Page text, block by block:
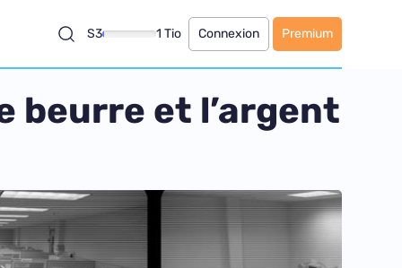
S3 1 Tio Connexion Premium
beurre et l’argent